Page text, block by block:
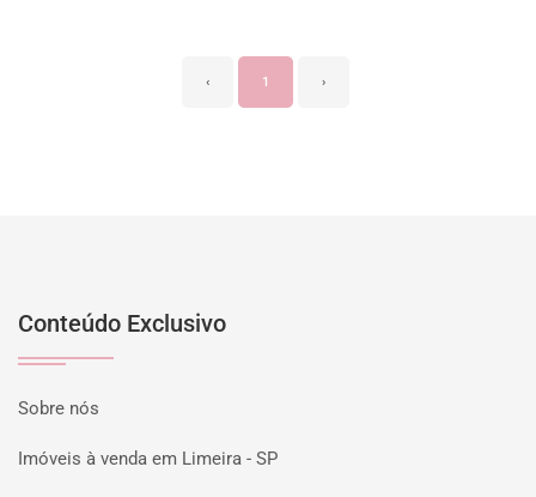
‹ 1 ›
Conteúdo Exclusivo
Sobre nós
Imóveis à venda em Limeira - SP